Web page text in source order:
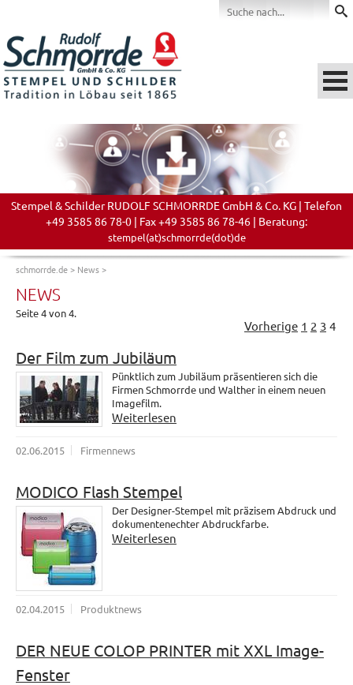
Stempel & Schilder RUDOLF SCHMORRDE GmbH & Co. KG | Telefon
+49 3585 86 78-0 | Fax +49 3585 86 78-46 | Beratung:
stempel(at)schmorrde(dot)de
schmorrde.de> News>
NEWS
Seite 4 von 4.
Vorherige 1 2 3 4
Der Film zum Jubiläum
Pünktlich zum Jubiläum präsentieren sich die
Firmen Schmorrde und Walther in einem neuen
Imagefilm.
Weiterlesen
02.06.2015 Firmennews
MODICO Flash Stempel
Der Designer-Stempel mit präzisem Abdruck und
dokumentenechter Abdruckfarbe.
Weiterlesen
02.04.2015 Produktnews
DER NEUE COLOP PRINTER mit XXL Image-
Fenster